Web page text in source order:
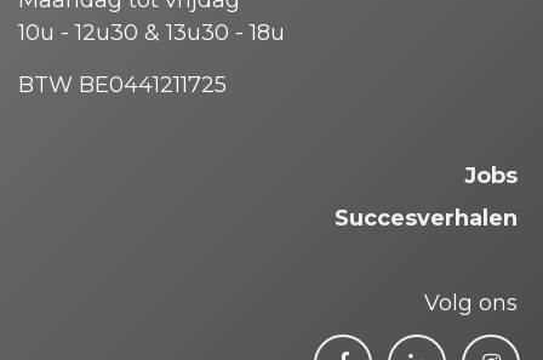
10u - 12u30 & 13u30 - 18u
BTW BE0441211725
Jobs
Succesverhalen
Volg ons